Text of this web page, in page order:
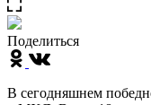
Поделиться
В сегодняшнем